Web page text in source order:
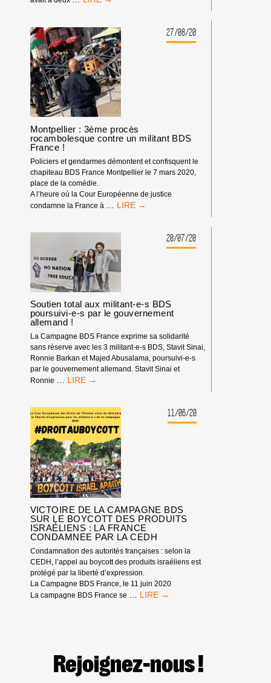
MONTPELLIER
:
« RETOURNEMENT »…
DE
SITUATION !
27/08/20
Montpellier : 3ème procès
rocambolesque contre un militant BDS
France !
Policiers et gendarmes démontent et confisquent le
chapiteau BDS France Montpellier le 7 mars 2020,
place de la comédie.
A l’heure où la Cour Européenne de justice
condamne la France à
MONTPELLIER
ROCAMBOLESQUE
CONTRE
UN
BDS
FRANCE !
20/07/20
Soutien total aux militant-e-s BDS
poursuivi-e-s par le gouvernement
allemand !
La Campagne BDS France exprime sa solidarité
sans réserve avec les 3 militant-e-s BDS, Stavit Sinai,
Ronnie Barkan et Majed Abusalama, poursuivi-e-s
par le gouvernement allemand. Stavit Sinai et
Ronnie … SOUTIEN
MILITANT-
E-
S
BDS
POURSUIVI-
E-
S
PAR
LE
GOUVERNEMENT
ALLEMAND
!
11/06/20
VICTOIRE DE LA CAMPAGNE BDS
SUR LE BOYCOTT DES PRODUITS
ISRAÉLIENS : LA FRANCE
CONDAMNEE PAR LA CEDH
Condamnation des autorités françaises : selon la
CEDH, l’appel au boycott des produits israéliens est
protégé par la liberté d’expression.
La Campagne BDS France, le 11 juin 2020
La campagne BDS France se … VICTOIRE
LE
BOYCOTT
Rejoignez-nous !